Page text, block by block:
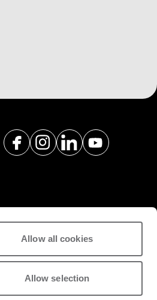
Allow all cookies
Allow selection